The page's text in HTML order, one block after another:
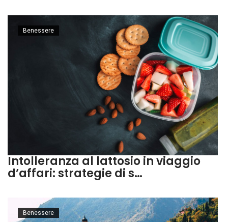
Intolleranza al lattosio in viaggio
d’affari: strategie di s…
Benessere
Benessere